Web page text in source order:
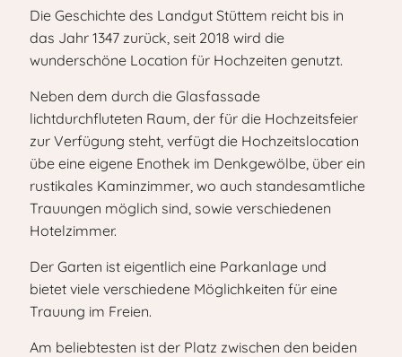
Die Geschichte des Landgut Stüttem reicht bis in
das Jahr 1347 zurück, seit 2018 wird die
wunderschöne Location für Hochzeiten genutzt.
Neben dem durch die Glasfassade
lichtdurchfluteten Raum, der für die Hochzeitsfeier
zur Verfügung steht, verfügt die Hochzeitslocation
übe eine eigene Enothek im Denkgewölbe, über ein
rustikales Kaminzimmer, wo auch standesamtliche
Trauungen möglich sind, sowie verschiedenen
Hotelzimmer.
Der Garten ist eigentlich eine Parkanlage und
bietet viele verschiedene Möglichkeiten für eine
Trauung im Freien.
Am beliebtesten ist der Platz zwischen den beiden